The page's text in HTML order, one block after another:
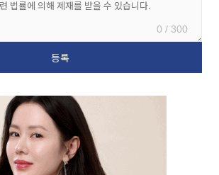
0 / 300